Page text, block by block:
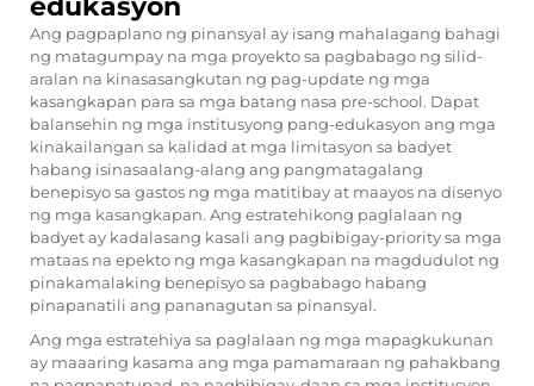
Ang pagpaplano ng pinansyal ay isang mahalagang bahagi
ng matagumpay na mga proyekto sa pagbabago ng silid-
aralan na kinasasangkutan ng pag-update ng mga
kasangkapan para sa mga batang nasa pre-school. Dapat
balansehin ng mga institusyong pang-edukasyon ang mga
kinakailangan sa kalidad at mga limitasyon sa badyet
habang isinasaalang-alang ang pangmatagalang
benepisyo sa gastos ng mga matitibay at maayos na disenyo
ng mga kasangkapan. Ang estratehikong paglalaan ng
badyet ay kadalasang kasali ang pagbibigay-priority sa mga
mataas na epekto ng mga kasangkapan na magdudulot ng
pinakamalaking benepisyo sa pagbabago habang
pinapanatili ang pananagutan sa pinansyal.
Ang mga estratehiya sa paglalaan ng mga mapagkukunan
ay maaaring kasama ang mga pamamaraan ng pahakbang